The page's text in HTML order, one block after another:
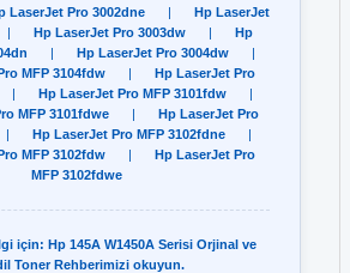
LaserJet Pro 3002dne |
Hp LaserJet
| Hp LaserJet Pro 3003dw |
Hp
| Hp LaserJet Pro 3004dw
|
MFP 3104fdw
|
Hp LaserJet Pro
| Hp LaserJet Pro MFP 3101fdw
|
MFP 3101fdwe
|
Hp LaserJet Pro
| Hp LaserJet Pro MFP 3102fdne
|
MFP 3102fdw
|
Hp LaserJet Pro
MFP 3102fdwe
için: Hp 145A W1450A Serisi Orjinal ve
Toner Rehberimizi okuyun.